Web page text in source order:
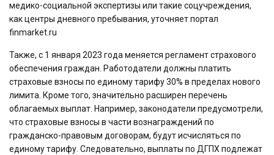
медико-социальной экспертизы или такие соцучреждения,
как центры дневного пребывания, уточняет портал
finmarket.ru
Также, с 1 января 2023 года меняется регламент страхового
обеспечения граждан. Работодатели должны платить
страховые взносы по единому тарифу 30% в пределах нового
лимита. Кроме того, значительно расширен перечень
облагаемых выплат. Например, законодатели предусмотрели,
что страховые взносы в части вознаграждений по
гражданско-правовым договорам, будут исчисляться по
единому тарифу. Следовательно, выплаты по ДГПХ подлежат